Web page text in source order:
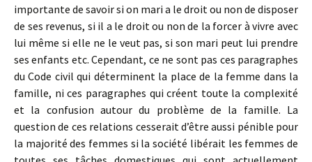
importante de savoir si on mari a le droit ou non de disposer
de ses revenus, si il a le droit ou non de la forcer à vivre avec
lui même si elle ne le veut pas, si son mari peut lui prendre
ses enfants etc. Cependant, ce ne sont pas ces paragraphes
du Code civil qui déterminent la place de la femme dans la
famille, ni ces paragraphes qui créent toute la complexité
et la confusion autour du problème de la famille. La
question de ces relations cesserait d’être aussi pénible pour
la majorité des femmes si la société libérait les femmes de